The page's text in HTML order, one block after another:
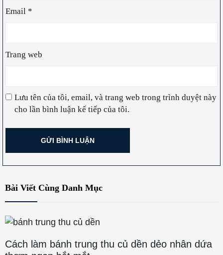
Email *
Trang web
Lưu tên của tôi, email, và trang web trong trình duyệt này
cho lần bình luận kế tiếp của tôi.
Bài Viết Cùng Danh Mục
Cách làm bánh trung thu củ dền dẻo nhân dứa